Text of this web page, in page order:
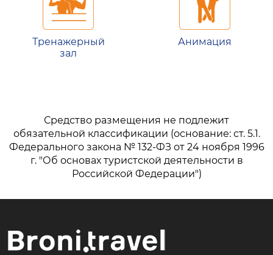
Тренажерный
зал
Анимация
Средство размещения не подлежит
обязательной классификации (основание: ст. 5.1.
Федерального закона № 132-ФЗ от 24 ноября 1996
г. "Об основах туристской деятельности в
Российской Федерации")